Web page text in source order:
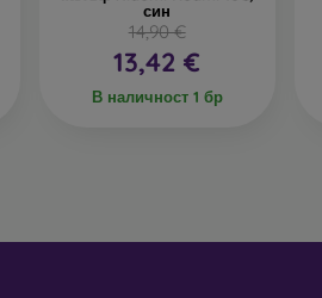
син
14,90 €
13,42 €
В наличност 1 бр